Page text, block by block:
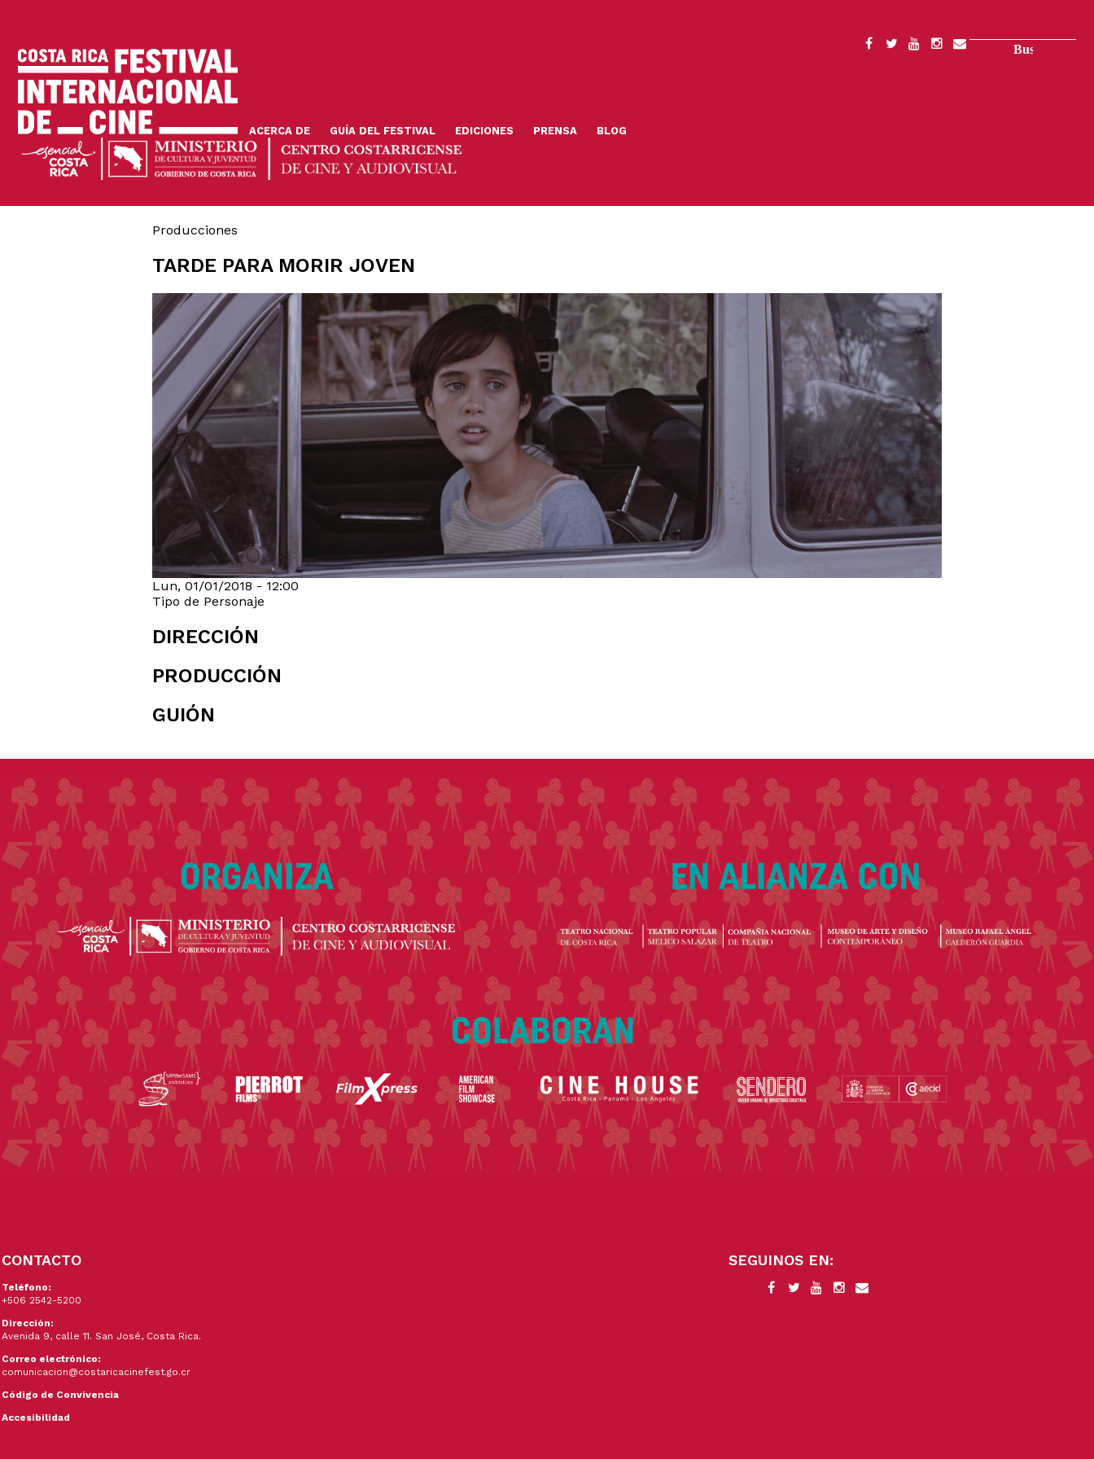
principal
SOCIAL
ACERCA DE GUÍA DEL FESTIVAL EDICIONES PRENSA BLOG
Producciones
TARDE PARA MORIR JOVEN
Lun, 01/01/2018 - 12:00
Tipo de Personaje
DIRECCIÓN
PRODUCCIÓN
GUIÓN
CONTACTO
Teléfono:
+506 2542-5200
Dirección:
Avenida 9, calle 11. San José, Costa Rica.
Correo electrónico:
comunicacion@costaricacinefest.go.cr
Código de Convivencia
Accesibilidad
SEGUINOS EN: